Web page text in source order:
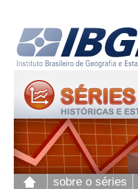
sobre o séries